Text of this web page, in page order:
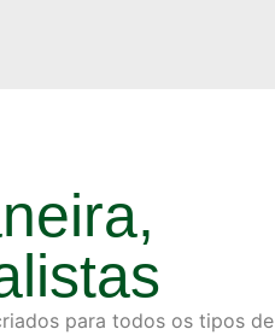
para todos os tipos de